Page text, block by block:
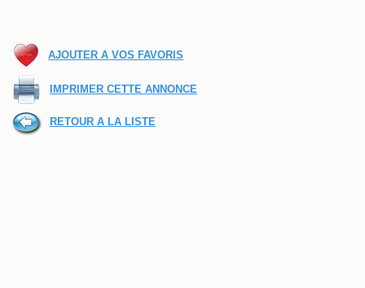
AJOUTER A VOS FAVORIS
IMPRIMER CETTE ANNONCE
RETOUR A LA LISTE